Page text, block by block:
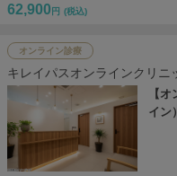
62,900 円 (税込)
オンライン診療
キレイパスオンラインクリニ
【
イン